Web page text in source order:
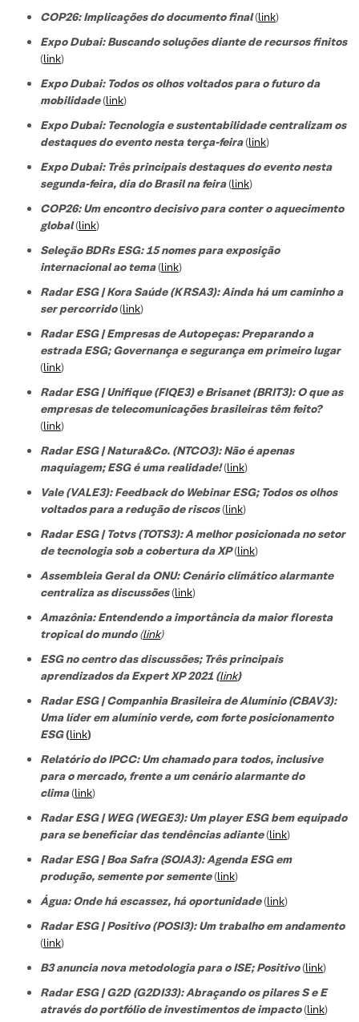
COP26: Implicações do documento final(link)
Expo Dubai: Buscando soluções diante de recursos finitos
(link)
Expo Dubai: Todos os olhos voltados para o futuro da
mobilidade(link)
Expo Dubai: Tecnologia e sustentabilidade centralizam os
destaques do evento nesta terça-feira(link)
Expo Dubai: Três principais destaques do evento nesta
segunda-feira, dia do Brasil na feira(link)
COP26: Um encontro decisivo para conter o aquecimento
global(link)
Seleção BDRs ESG​: 15 nomes para exposição
internacional ao tema(link)
Radar ESG | Kora Saúde (KRSA3): Ainda há um caminho a
ser percorrido(link)
Radar ESG | Empresas de Autopeças: Preparando a
estrada ESG; Governança e segurança em primeiro lugar
(link)
Radar ESG | Unifique (FIQE3) e Brisanet (BRIT3): O que as
empresas de telecomunicações brasileiras têm feito?
(link)
Radar ESG | Natura&Co. (NTCO3): Não é apenas
maquiagem; ESG é uma realidade!(link)
Vale (VALE3): Feedback do Webinar ESG; Todos os olhos
voltados para a redução de riscos(link)
Radar ESG | Totvs (TOTS3): A melhor posicionada no setor
de tecnologia sob a cobertura da XP(link)
Assembleia Geral da ONU: Cenário climático alarmante
centraliza as discussões(link)
Amazônia: Entendendo a importância da maior floresta
tropical do mundo (link)
ESG no centro das discussões; Três principais
aprendizados da Expert XP 2021 (link)
Radar ESG | Companhia Brasileira de Alumínio (CBAV3):
Uma líder em alumínio verde, com forte posicionamento
ESG(link)
Relatório do IPCC: Um chamado para todos, inclusive
para o mercado, frente a um cenário alarmante do
clima(link)
Radar ESG | WEG (WEGE3): Um player ESG bem equipado
para se beneficiar das tendências adiante(link)
Radar ESG | Boa Safra (SOJA3): Agenda ESG em
produção, semente por semente(link)
Água: Onde há escassez, há oportunidade(link)
Radar ESG | Positivo (POSI3): Um trabalho em andamento
(link)
B3 anuncia nova metodologia para o ISE; Positivo(link)
Radar ESG | G2D (G2DI33): Abraçando os pilares S e E
através do portfólio de investimentos de impacto(link)